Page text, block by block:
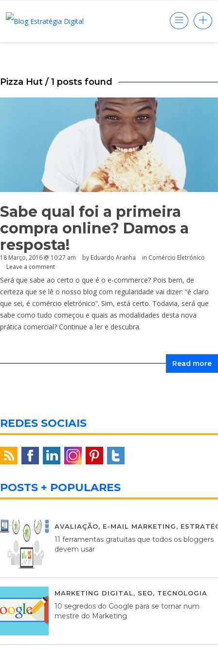
Pizza Hut / 1 posts found
Sabe qual foi a primeira
compra online? Damos a
resposta!
18 Março, 2016 @ 10:27 am by Eduardo Aranha in Comércio Eletrónico
Leave a comment
Será que sabe ao certo o que é o e-commerce? Pois bem, de
certeza que se lê o nosso blog com regularidade vai dizer: “é claro
que sei, é comércio eletrónico”. Sim, está certo. Todavia, será que
sabe como tudo começou e quais as modalidades desta nova
prática comercial? Continue a ler e descubra.
Read more
REDES SOCIAIS
POSTS + POPULARES
AVALIAÇÃO, E-MAIL MARKETING,
11 ferramentas gratuitas que todos os bloggers
devem usar
MARKETING DIGITAL, SEO, TECNOLOGIA
10 segredos do Google para se tornar num
mestre do Marketing